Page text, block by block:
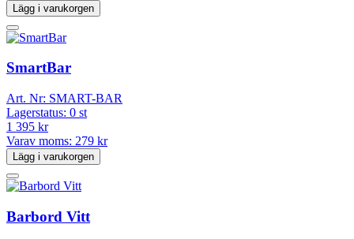
Lägg i varukorgen
SmartBar
Art. Nr: SMART-BAR
Lagerstatus: 0 st
1 395 kr
Varav moms: 279 kr
Lägg i varukorgen
Barbord Vitt